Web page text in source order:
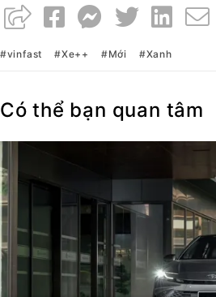
vinfast Xe++ Mới Xanh
Có thể bạn quan tâm